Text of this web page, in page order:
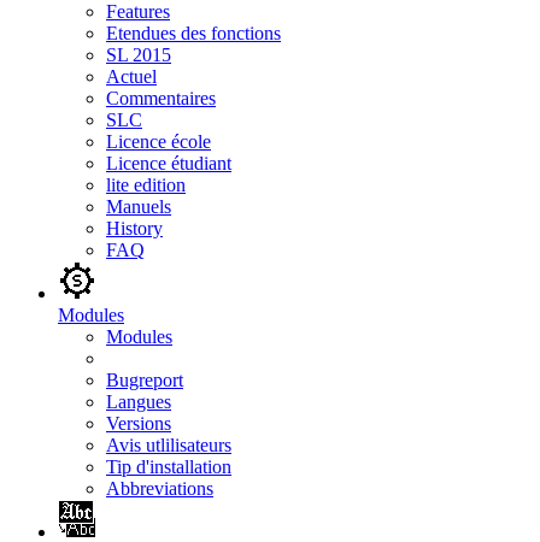
Features
Etendues des fonctions
SL 2015
Actuel
Commentaires
SLC
Licence école
Licence étudiant
lite edition
Manuels
History
FAQ
Modules
Modules
Bugreport
Langues
Versions
Avis utlilisateurs
Tip d'installation
Abbreviations